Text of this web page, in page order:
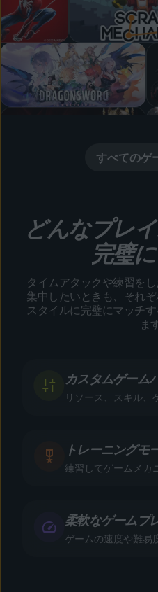
すべてのゲ
どんなプレ
完璧
タイムアタックや練習を
集中したいときも、それ
スタイルに完璧にマッチ
ま
カスタムゲーム
リソース、スキル、
トレーニングモ
練習してゲームメカ
柔軟なゲームプ
ゲームの速度や難易